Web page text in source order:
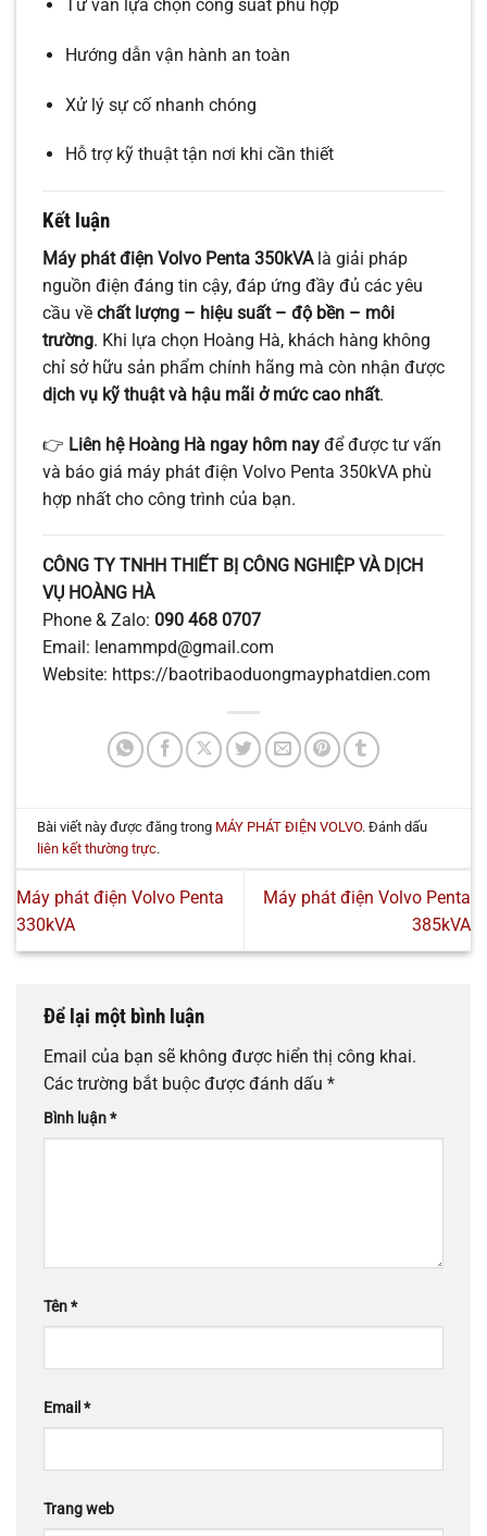
Tư vấn lựa chọn công suất phù hợp
Hướng dẫn vận hành an toàn
Xử lý sự cố nhanh chóng
Hỗ trợ kỹ thuật tận nơi khi cần thiết
Kết luận
Máy phát điện Volvo Penta 350kVAlà giải pháp
nguồn điện đáng tin cậy, đáp ứng đầy đủ các yêu
cầu về chất lượng – hiệu suất – độ bền – môi
trường. Khi lựa chọn Hoàng Hà, khách hàng không
chỉ sở hữu sản phẩm chính hãng mà còn nhận được
dịch vụ kỹ thuật và hậu mãi ở mức cao nhất.
👉 Liên hệ Hoàng Hà ngay hôm nay để được tư vấn
và báo giá máy phát điện Volvo Penta 350kVA phù
hợp nhất cho công trình của bạn.
CÔNG TY TNHH THIẾT BỊ CÔNG NGHIỆP VÀ DỊCH
VỤ HOÀNG HÀ
Phone & Zalo: 090 468 0707
Email: lenammpd@gmail.com
Website: https://baotribaoduongmayphatdien.com
Bài viết này được đăng trong MÁY PHÁT ĐIỆN VOLVO. Đánh dấu
liên kết thường trực.
Máy phát điện Volvo Penta
330kVA
Máy phát điện Volvo Penta
385kVA
Để lại một bình luận
Email của bạn sẽ không được hiển thị công khai.
Các trường bắt buộc được đánh dấu *
Bình luận*
Tên*
Email *
Trang web